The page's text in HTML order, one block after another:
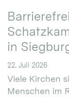
in
22. Juli 2026
Viele Kirchen
Menschen im